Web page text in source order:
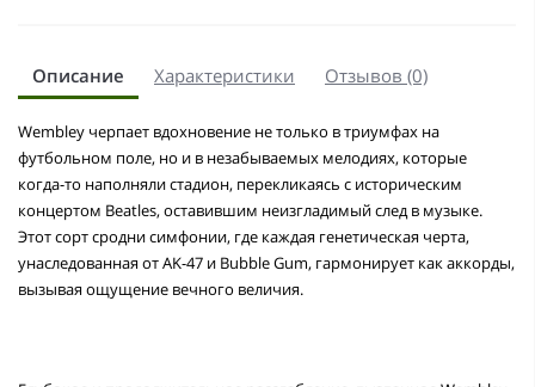
Описание Характеристики Отзывов (0)
Wembley черпает вдохновение не только в триумфах на
футбольном поле, но и в незабываемых мелодиях, которые
когда-то наполняли стадион, перекликаясь с историческим
концертом Beatles, оставившим неизгладимый след в музыке.
Этот сорт сродни симфонии, где каждая генетическая черта,
унаследованная от AK-47 и Bubble Gum, гармонирует как аккорды,
вызывая ощущение вечного величия.